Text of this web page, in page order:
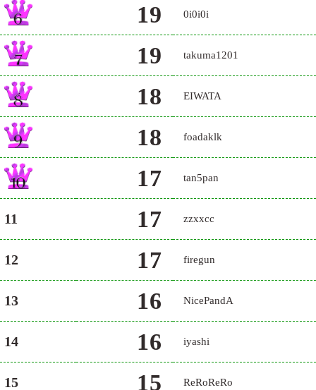
19 0i0i0i
19 takuma1201
18 EIWATA
18 foadaklk
17 tan5pan
11 17 zzxxcc
12 17 firegun
13 16 NicePandA
14 16 iyashi
15 15 ReRoReRo